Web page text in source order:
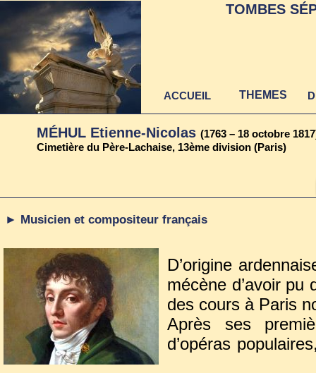
D’origine
mécène d’avoir pu
des cours à Paris
Après ses
d’opéras
MÉHUL Etienne-Nicolas (1763 – 18 octobre
Cimetière du Père-Lachaise, 13ème division (Paris)
► Musicien et compositeur français
TOMBES
ACCUEIL THEMES